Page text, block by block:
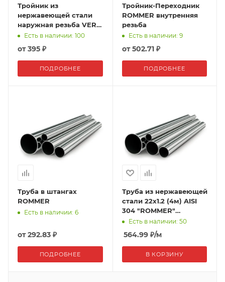
Тройник из
нержавеющей стали
наружная резьба VER-
PROЕсть в наличии: 100
от395 ₽
ПОДРОБНЕЕ
Тройник-Переходник
ROMMER внутренняя
резьба
Есть в наличии: 9
от502.71 ₽
ПОДРОБНЕЕ
Труба в штангах
ROMMER
Есть в наличии: 6
от292.83 ₽
ПОДРОБНЕЕ
Труба из нержавеющей
стали 22x1.2 (4м) AISI
304 "ROMMER"
(40м/10шт)
Есть в наличии: 50
564.99₽/м
В КОРЗИНУ